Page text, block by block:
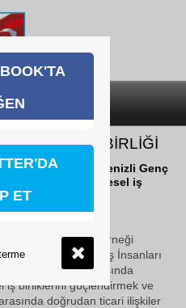
ÖRNEK İŞ BİRLİĞİ
(ANTGİAD) ile Denizli Genç
dünyasında bölgesel iş
Genç İş İnsanları Derneği
ile Denizli Genç İş İnsanları
(DEGİAD), iş dünyasında
iş birliklerini güçlendirmek ve
doğrudan ticari ilişkiler
ET